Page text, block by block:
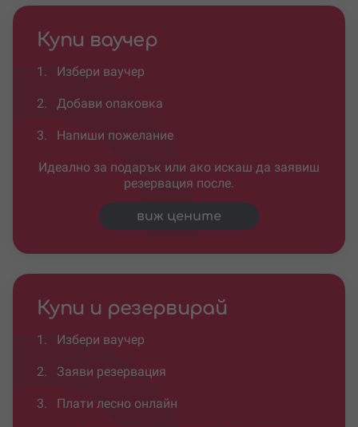
Купи ваучер
1. Избери ваучер
2. Добави опаковка
3. Напиши пожелание
Идеално за подарък или ако искаш да заявиш
резервация после.
виж цените
Купи и резервирай
1. Избери ваучер
2. Заяви резервация
3. Плати лесно онлайн